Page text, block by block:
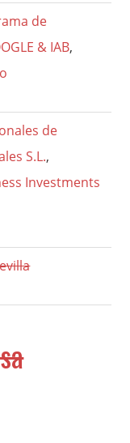
de
& IAB,
de
S.L.,
Investments